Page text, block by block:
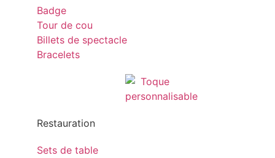
Badge
Tour de cou
Billets de spectacle
Bracelets
Restauration
Sets de table